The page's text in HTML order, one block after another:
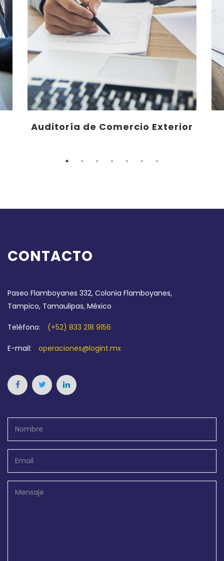
Auditoría de Comercio Exterior
CONTACTO
Paseo Flamboyanes 332, Colonia Flamboyanes,
Tampico, Tamaulipas, México
Teléfono: (+52) 833 218 9156
E-mail: operaciones@logint.mx